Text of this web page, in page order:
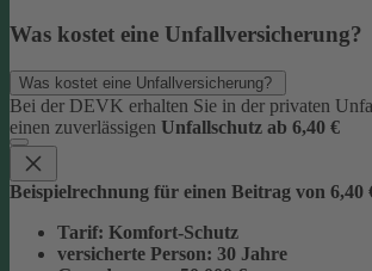
Was kostet eine Unfallversicherung?
Was kostet eine Unfallversicherung?
Bei der DEVK erhalten Sie in der privaten
einen zuverlässigen Unfallschutz ab 6,40 €
Beispielrechnung für einen Beitrag von 6,40
Tarif: Komfort-Schutz
versicherte Person: 30 Jahre